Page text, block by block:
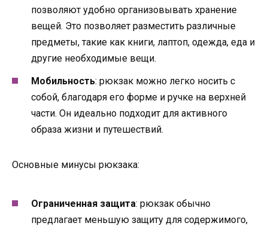
позволяют удобно организовывать хранение
вещей. Это позволяет разместить различные
предметы, такие как книги, лаптоп, одежда, еда и
другие необходимые вещи.
Мобильность: рюкзак можно легко носить с
собой, благодаря его форме и ручке на верхней
части. Он идеально подходит для активного
образа жизни и путешествий.
Основные минусы рюкзака:
Ограниченная защита: рюкзак обычно
предлагает меньшую защиту для содержимого,